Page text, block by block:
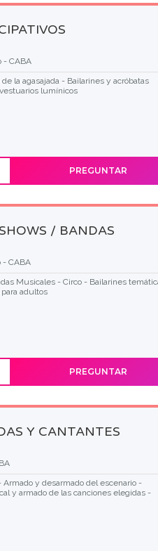
- CABA
la agasajada - Bailarines y acróbatas
lumínicos
PREGUNTAR
/ BANDAS
- CABA
Musicales - Circo - Bailarines
adultos
PREGUNTAR
Y CANTANTES
y desarmado del escenario -
y armado de las canciones elegidas -